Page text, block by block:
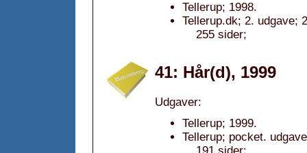
Tellerup; 1998.
Tellerup.dk; 2. udgave;
255 sider;
41: Hår(d), 1999
Udgaver:
Tellerup; 1999.
Tellerup; pocket.